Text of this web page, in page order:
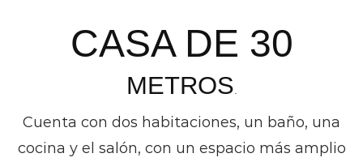
CASA DE 30
METROS
Cuenta con dos habitaciones, un baño, una
cocina y el salón, con un espacio más amplio